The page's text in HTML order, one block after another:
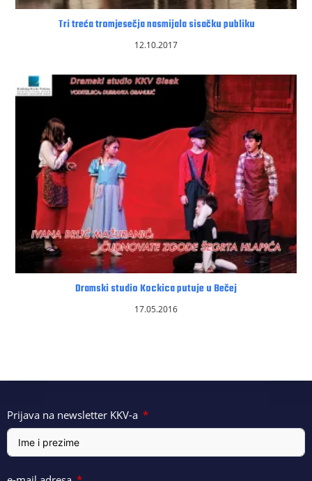
Tri treća tromjesečja nasmijala sisačku publiku
12.10.2017
Dramski studio Kockica putuje u Bečej
17.05.2016
Prijava na newsletter KKV-a